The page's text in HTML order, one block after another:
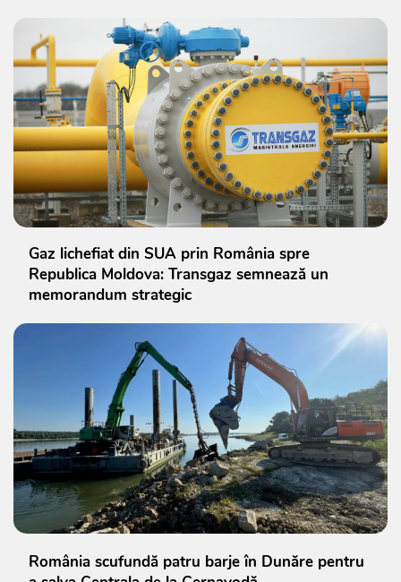
Gaz lichefiat din SUA prin România spre
Republica Moldova: Transgaz semnează un
memorandum strategic
România scufundă patru barje în Dunăre pentru